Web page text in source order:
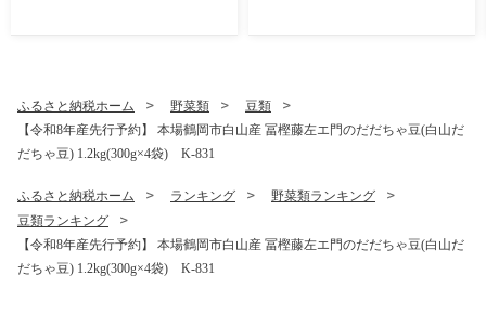
ふるさと納税ホーム 野菜類
豆類
【令和8年産先行予約】 本場鶴岡市白山産 冨樫藤左エ門のだだちゃ豆(白山だ
だちゃ豆) 1.2kg(300g×4袋) K-831
ふるさと納税ホーム ランキング
野菜類ランキング
豆類ランキング
【令和8年産先行予約】 本場鶴岡市白山産 冨樫藤左エ門のだだちゃ豆(白山だ
だちゃ豆) 1.2kg(300g×4袋) K-831